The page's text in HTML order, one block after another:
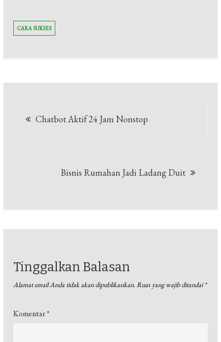
CARA SUKSES
Chatbot Aktif 24 Jam Nonstop
Bisnis Rumahan Jadi Ladang Duit
Tinggalkan Balasan
Alamat email Anda tidak akan dipublikasikan.Ruas yang wajib ditandai*
Komentar*